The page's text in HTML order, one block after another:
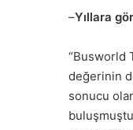
–Yıllara
“Busworld
değerinin
sonucu